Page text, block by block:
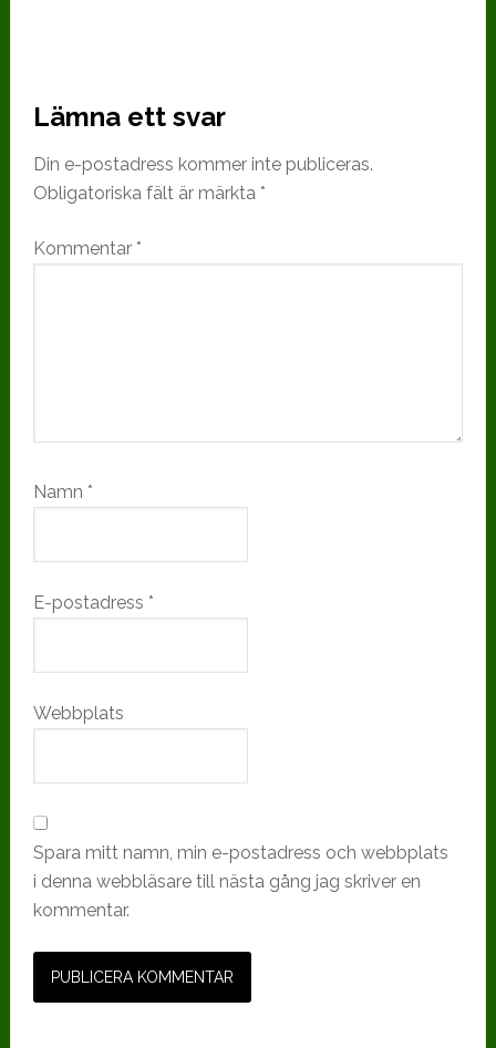
Lämna ett svar
Din e-postadress kommer inte publiceras.
Obligatoriska fält är märkta *
Kommentar *
Namn *
E-postadress *
Webbplats
Spara mitt namn, min e-postadress och webbplats
i denna webbläsare till nästa gång jag skriver en
kommentar.